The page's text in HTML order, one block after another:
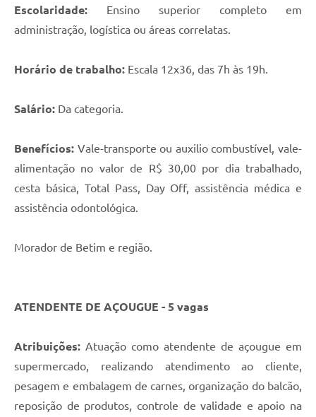
Escolaridade: Ensino superior completo em
administração, logística ou áreas correlatas.
Horário de trabalho: Escala 12x36, das 7h às 19h.
Salário: Da categoria.
Benefícios: Vale-transporte ou auxilio combustível, vale-
alimentação no valor de R$ 30,00 por dia trabalhado,
cesta básica, Total Pass, Day Off, assistência médica e
assistência odontológica.
Morador de Betim e região.
ATENDENTE DE AÇOUGUE - 5 vagas
Atribuições: Atuação como atendente de açougue em
supermercado, realizando atendimento ao cliente,
pesagem e embalagem de carnes, organização do balcão,
reposição de produtos, controle de validade e apoio na